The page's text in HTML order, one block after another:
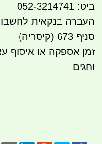
ביט: 052-3214741
סניף 673 (קיסריה)
זמן אספקה או איסוף
וחגים